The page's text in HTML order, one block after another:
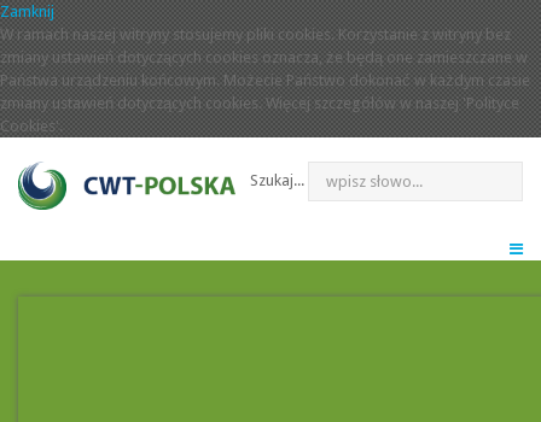
Zamknij
W ramach naszej witryny stosujemy pliki cookies. Korzystanie z witryny bez
zmiany ustawień dotyczących cookies oznacza, że będą one zamieszczane w
Państwa urządzeniu końcowym. Możecie Państwo dokonać w każdym czasie
zmiany ustawień dotyczących cookies. Więcej szczegółów w naszej 'Polityce
Cookies'.
Szukaj...